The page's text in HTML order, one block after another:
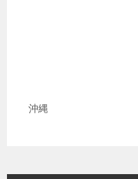
沖縄